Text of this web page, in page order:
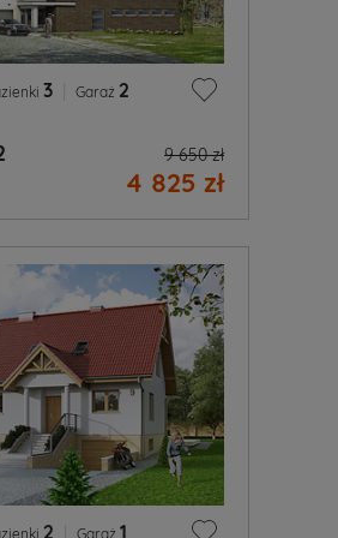
3 Garaż 2
9 650 zł
4 825 zł
2 Garaż 1